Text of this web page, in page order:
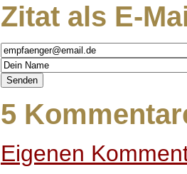
Zitat als E-
5
Eigenen